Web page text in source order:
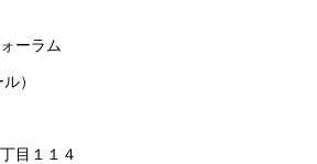
ーラム
）
目１１４